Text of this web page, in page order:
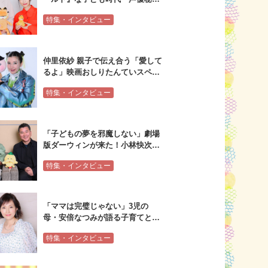
ルインタビュー
特集・インタビュー
仲里依紗 親子で伝え合う「愛して
るよ」映画おしりたんていスペシ
特集・インタビュー
「子どもの夢を邪魔しない」劇場
版ダーウィンが来た！小林快次×
インタビュー
特集・インタビュー
「ママは完璧じゃない」3児の
母・安倍なつみが語る子育てとエ
特集・インタビュー